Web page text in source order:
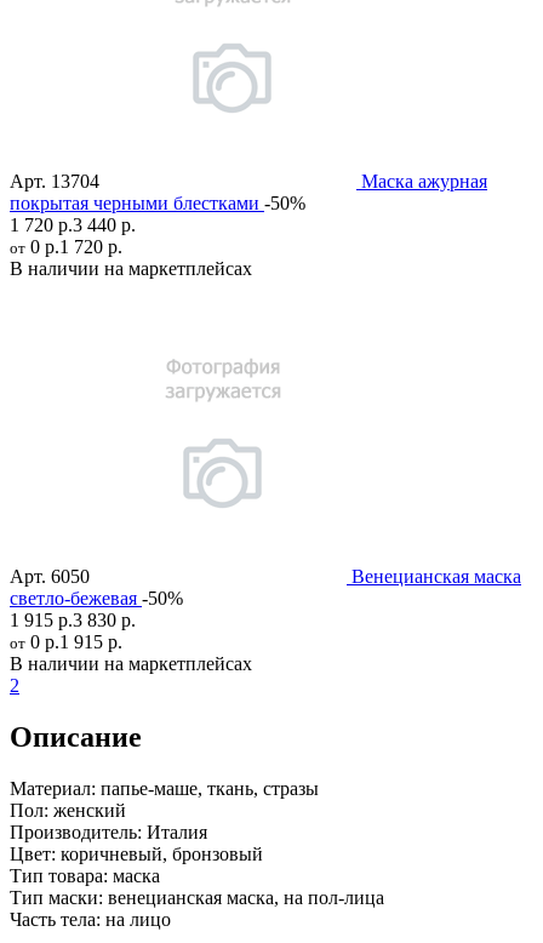
Арт. 13704
Маска ажурная
покрытая черными блестками -50%
1 720 р.3 440 р.
от 0 р.1 720 р.
В наличии на маркетплейсах
Арт. 6050
Венецианская маска
светло-бежевая -50%
1 915 р.3 830 р.
от 0 р.1 915 р.
В наличии на маркетплейсах
2
Описание
Материал: папье-маше, ткань, стразы
Пол: женский
Производитель: Италия
Цвет: коричневый, бронзовый
Тип товара: маска
Тип маски: венецианская маска, на пол-лица
Часть тела: на лицо